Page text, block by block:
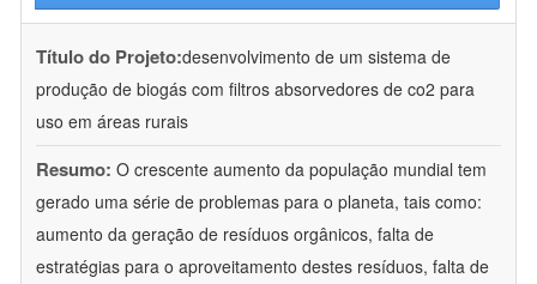
Título do Projeto:desenvolvimento de um sistema de
produção de biogás com filtros absorvedores de co2 para
uso em áreas rurais
Resumo: O crescente aumento da população mundial tem
gerado uma série de problemas para o planeta, tais como:
aumento da geração de resíduos orgânicos, falta de
estratégias para o aproveitamento destes resíduos, falta de